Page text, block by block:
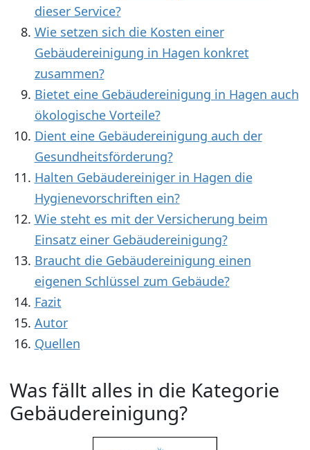
dieser Service?
Wie setzen sich die Kosten einer
Gebäudereinigung in Hagen konkret
zusammen?
Bietet eine Gebäudereinigung in Hagen auch
ökologische Vorteile?
Dient eine Gebäudereinigung auch der
Gesundheitsförderung?
Halten Gebäudereiniger in Hagen die
Hygienevorschriften ein?
Wie steht es mit der Versicherung beim
Einsatz einer Gebäudereinigung?
Braucht die Gebäudereinigung einen
eigenen Schlüssel zum Gebäude?
Fazit
Autor
Quellen
Was fällt alles in die Kategorie
Gebäudereinigung?